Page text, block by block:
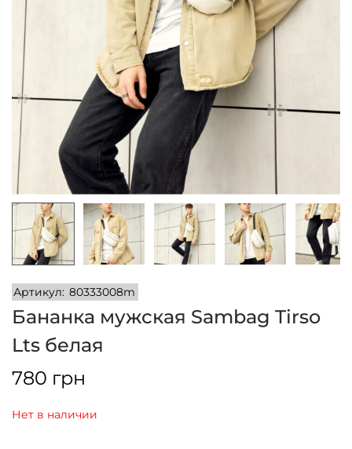
и
и
м
о
м
Артикул: 80333008m
Бананка мужская Sambag Tirso
Lts белая
780 грн
Нет в наличии